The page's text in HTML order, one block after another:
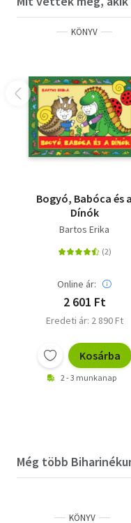
KÖNYV
Bogyó, Babóca és a
Dínók
Bartos Erika
Online ár:
2 601 Ft
Eredeti ár: 2 890 Ft
Kosárba
2 - 3 munkanap
Még több
KÖNYV